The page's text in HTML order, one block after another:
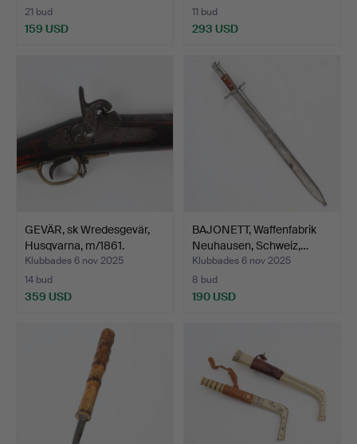
21 bud
159 USD
11 bud
293 USD
GEVÄR, sk Wredesgevär,
Husqvarna, m/1861.
Klubbades 6 nov 2025
14 bud
359 USD
BAJONETT, Waffenfabrik
Neuhausen, Schweiz,…
Klubbades 6 nov 2025
8 bud
190 USD